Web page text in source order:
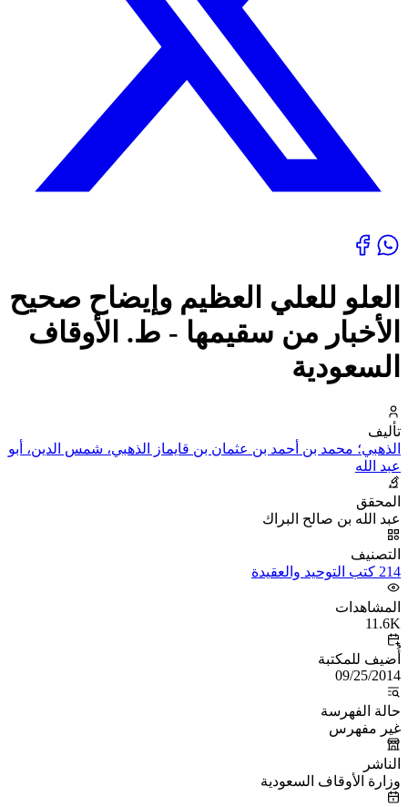
العلو للعلي العظيم وإيضاح صحيح
الأخبار من سقيمها - ط. الأوقاف
السعودية
تأليف
الذهبي؛ محمد بن أحمد بن عثمان بن قايماز الذهبي، شمس الدين، أبو
عبد الله
المحقق
عبد الله بن صالح البراك
التصنيف
214 كتب التوحيد والعقيدة
المشاهدات
11.6K
أُضيف للمكتبة
09/25/2014
حالة الفهرسة
غير مفهرس
الناشر
وزارة الأوقاف السعودية